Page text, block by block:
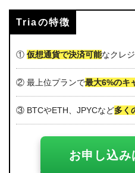
Triaの特徴
① 仮想通貨で決済可能なクレ
② 最上位プランで最大6%のキ
③ BTCやETH、JPYCなど多く
お申し込